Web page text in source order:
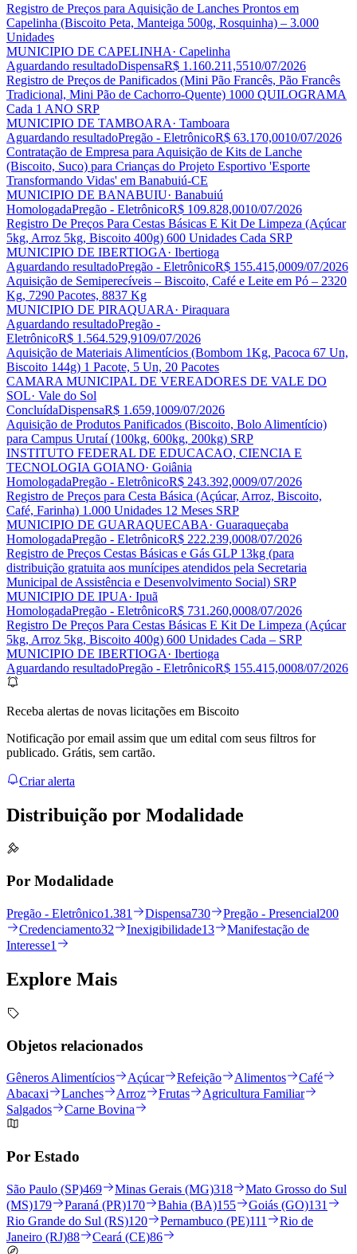
Registro de Preços para Aquisição de Lanches Prontos em
Capelinha (Biscoito Peta, Manteiga 500g, Rosquinha) – 3.000
Unidades
MUNICIPIO DE CAPELINHA· Capelinha
Aguardando resultadoDispensaR$ 1.160.211,5510/07/2026
Registro de Preços de Panificados (Mini Pão Francês, Pão Francês
Tradicional, Mini Pão de Cachorro-Quente) 1000 QUILOGRAMA
Cada 1 ANO SRP
MUNICIPIO DE TAMBOARA· Tamboara
Aguardando resultadoPregão - EletrônicoR$ 63.170,0010/07/2026
Contratação de Empresa para Aquisição de Kits de Lanche
(Biscoito, Suco) para Crianças do Projeto Esportivo 'Esporte
Transformando Vidas' em Banabuiú-CE
MUNICIPIO DE BANABUIU· Banabuiú
HomologadaPregão - EletrônicoR$ 109.828,0010/07/2026
Registro De Preços Para Cestas Básicas E Kit De Limpeza (Açúcar
5kg, Arroz 5kg, Biscoito 400g) 600 Unidades Cada SRP
MUNICIPIO DE IBERTIOGA· Ibertioga
Aguardando resultadoPregão - EletrônicoR$ 155.415,0009/07/2026
Aquisição de Semiperecíveis – Biscoito, Café e Leite em Pó – 2320
Kg, 7290 Pacotes, 8837 Kg
MUNICIPIO DE PIRAQUARA· Piraquara
Aguardando resultadoPregão -
EletrônicoR$ 1.564.529,9109/07/2026
Aquisição de Materiais Alimentícios (Bombom 1Kg, Pacoca 67 Un,
Biscoito 144g) 1 Pacote, 5 Un, 20 Pacotes
CAMARA MUNICIPAL DE VEREADORES DE VALE DO
SOL· Vale do Sol
ConcluídaDispensaR$ 1.659,1009/07/2026
Aquisição de Produtos Panificados (Biscoito, Bolo Alimentício)
para Campus Urutaí (100kg, 600kg, 200kg) SRP
INSTITUTO FEDERAL DE EDUCACAO, CIENCIA E
TECNOLOGIA GOIANO· Goiânia
HomologadaPregão - EletrônicoR$ 243.392,0009/07/2026
Registro de Preços para Cesta Básica (Açúcar, Arroz, Biscoito,
Café, Farinha) 1.000 Unidades 12 Meses SRP
MUNICIPIO DE GUARAQUECABA· Guaraqueçaba
HomologadaPregão - EletrônicoR$ 222.239,0008/07/2026
Registro de Preços Cestas Básicas e Gás GLP 13kg (para
distribuição gratuita aos munícipes atendidos pela Secretaria
Municipal de Assistência e Desenvolvimento Social) SRP
MUNICIPIO DE IPUA· Ipuã
HomologadaPregão - EletrônicoR$ 731.260,0008/07/2026
Registro De Preços Para Cestas Básicas E Kit De Limpeza (Açúcar
5kg, Arroz 5kg, Biscoito 400g) 600 Unidades Cada – SRP
MUNICIPIO DE IBERTIOGA· Ibertioga
Aguardando resultadoPregão - EletrônicoR$ 155.415,0008/07/2026
Receba alertas de novas licitações em Biscoito
Notificação por email assim que um edital com seus filtros for
publicado. Grátis, sem cartão.
Criar alerta
Distribuição por Modalidade
Por Modalidade
Pregão - Eletrônico1.381 Dispensa730 Pregão - Presencial200
Credenciamento32 Inexigibilidade13
Manifestação de
Interesse1
Explore Mais
Objetos relacionados
Gêneros Alimentícios Açúcar Refeição Alimentos
Café
Abacaxi
Lanches Arroz Frutas
Agricultura Familiar
Salgados
Carne Bovina
Por Estado
São Paulo (SP)469 Minas Gerais (MG)318
Mato Grosso do Sul
(MS)179 Paraná (PR)170 Bahia (BA)155 Goiás (GO)131
Rio Grande do Sul (RS)120 Pernambuco (PE)111
Rio de
Janeiro (RJ)88 Ceará (CE)86